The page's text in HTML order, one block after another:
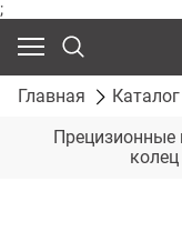
;
Главная Каталог
колец